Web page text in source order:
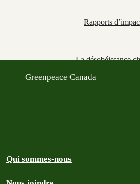
Rapports
La désobéissance
Greenpeace Canada
Qui sommes-nous